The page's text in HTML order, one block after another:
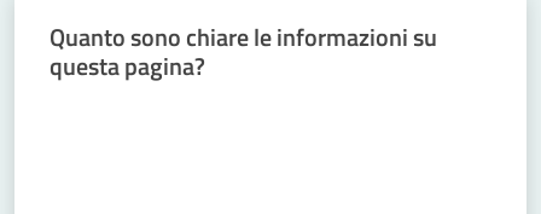
Quanto sono chiare le informazioni su
questa pagina?